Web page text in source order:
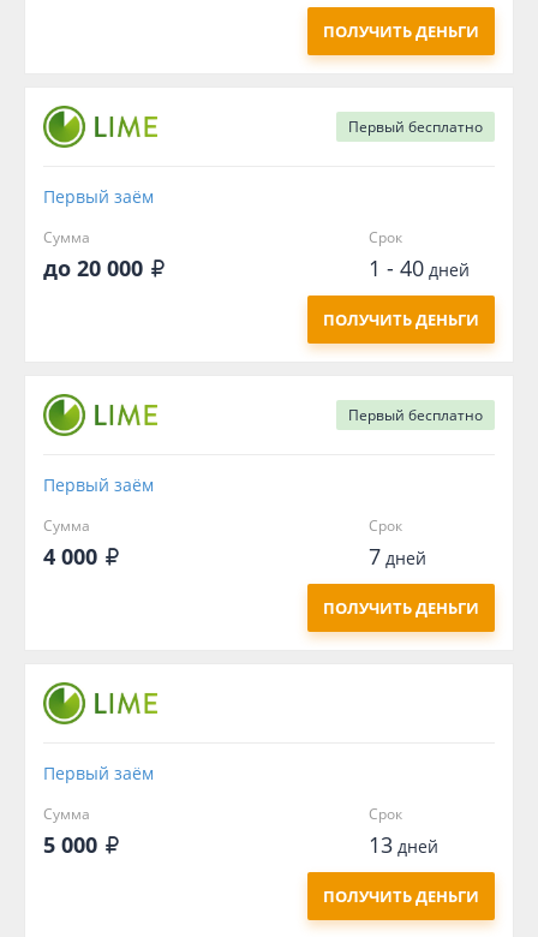
ПОЛУЧИТЬ ДЕНЬГИ
Первый бесплатно
Первый заём
Сумма
до 20 000
Срок
1 - 40дней
ПОЛУЧИТЬ ДЕНЬГИ
Первый бесплатно
Первый заём
Сумма
4 000
Срок
7дней
ПОЛУЧИТЬ ДЕНЬГИ
Первый заём
Сумма
5 000
Срок
13дней
ПОЛУЧИТЬ ДЕНЬГИ